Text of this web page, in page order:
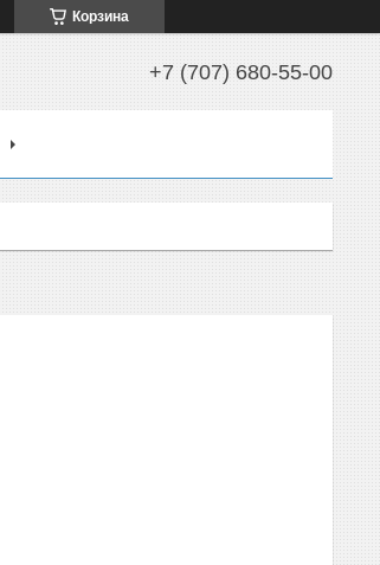
Корзина
+7 (707) 680-55-00